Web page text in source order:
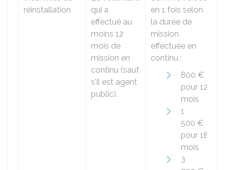
réinstallation
qui a
effectué au
moins 12
mois de
mission en
continu (sauf
s'il est agent
public).
en 1 fois selon
la durée de
mission
effectuée en
continu :
800 €
pour 12
mois
1
500 €
pour 18
mois
3